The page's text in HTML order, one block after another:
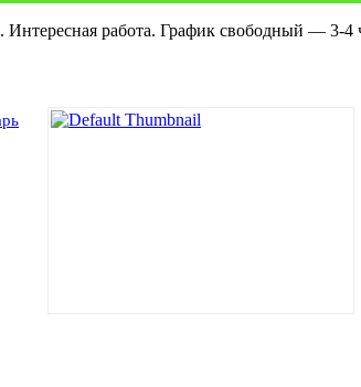
Интересная работа. График свободный — 3-